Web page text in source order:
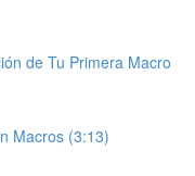
de Tu Primera Macro
Macros (3:13)